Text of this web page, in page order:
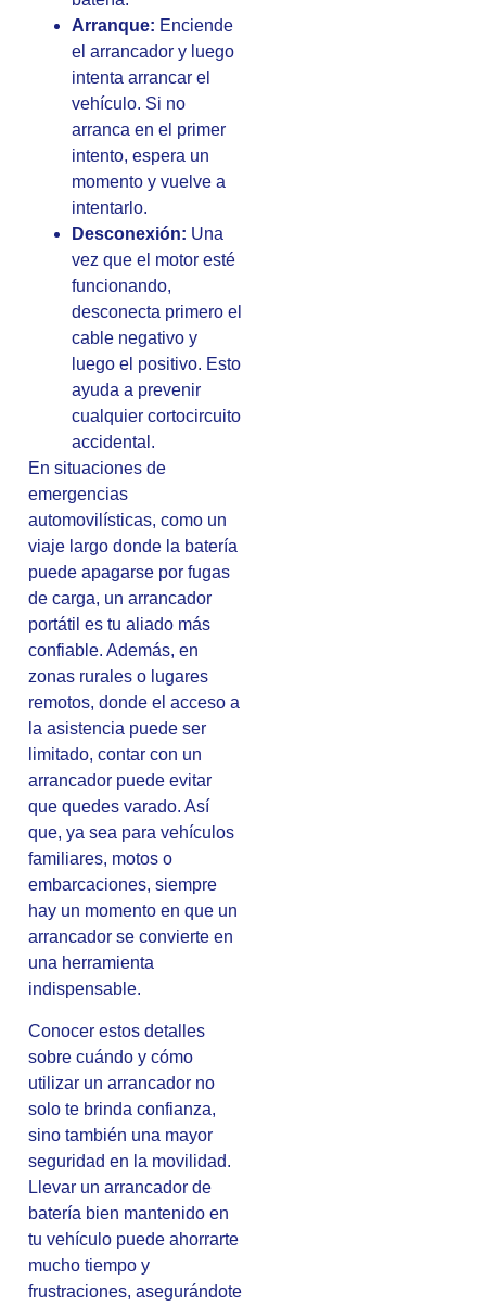
Arranque: Enciende
el arrancador y luego
intenta arrancar el
vehículo. Si no
arranca en el primer
intento, espera un
momento y vuelve a
intentarlo.
Desconexión: Una
vez que el motor esté
funcionando,
desconecta primero el
cable negativo y
luego el positivo. Esto
ayuda a prevenir
cualquier cortocircuito
accidental.
En situaciones de
emergencias
automovilísticas, como un
viaje largo donde la batería
puede apagarse por fugas
de carga, un arrancador
portátil es tu aliado más
confiable. Además, en
zonas rurales o lugares
remotos, donde el acceso a
la asistencia puede ser
limitado, contar con un
arrancador puede evitar
que quedes varado. Así
que, ya sea para vehículos
familiares, motos o
embarcaciones, siempre
hay un momento en que un
arrancador se convierte en
una herramienta
indispensable.
Conocer estos detalles
sobre cuándo y cómo
utilizar un arrancador no
solo te brinda confianza,
sino también una mayor
seguridad en la movilidad.
Llevar un arrancador de
batería bien mantenido en
tu vehículo puede ahorrarte
mucho tiempo y
frustraciones, asegurándote